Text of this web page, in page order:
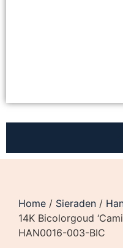
Home / Sieraden /
14K Bicolorgoud
HAN0016-003-BIC